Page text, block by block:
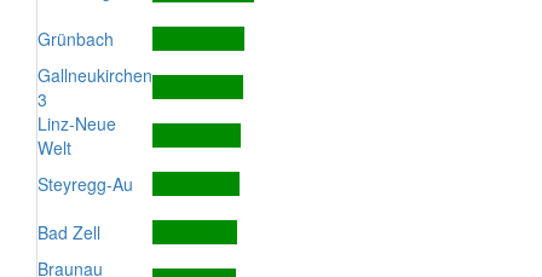
Grünbach
Gallneukirchen
3
Linz-Neue
Welt
Steyregg-Au
Bad Zell
Braunau